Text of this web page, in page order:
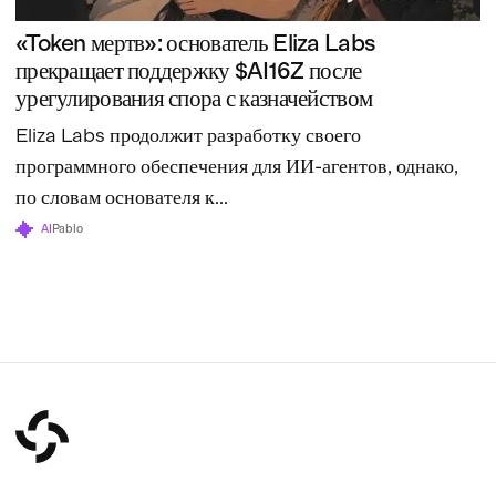
«Token мертв»: основатель Eliza Labs
прекращает поддержку $AI16Z после
урегулирования спора с казначейством
Eliza Labs продолжит разработку своего
программного обеспечения для ИИ-агентов, однако,
по словам основателя к...
AI Pablo